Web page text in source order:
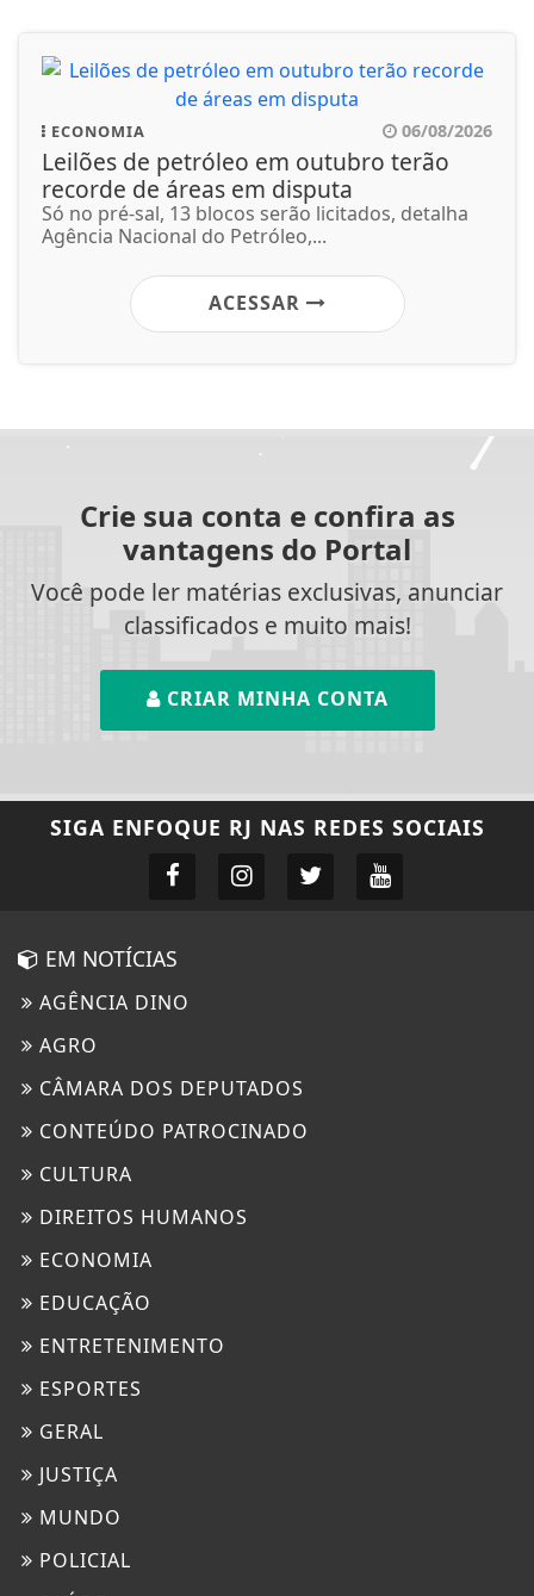
ECONOMIA 06/08/2026
Leilões de petróleo em outubro terão
recorde de áreas em disputa
Só no pré-sal, 13 blocos serão licitados, detalha
Agência Nacional do Petróleo,...
ACESSAR
Crie sua conta e confira as
vantagens do Portal
Você pode ler matérias exclusivas, anunciar
classificados e muito mais!
CRIAR MINHA CONTA
SIGA ENFOQUE RJ NAS REDES SOCIAIS
EM NOTÍCIAS
AGÊNCIA DINO
AGRO
CÂMARA DOS DEPUTADOS
CONTEÚDO PATROCINADO
CULTURA
DIREITOS HUMANOS
ECONOMIA
EDUCAÇÃO
ENTRETENIMENTO
ESPORTES
GERAL
JUSTIÇA
MUNDO
POLICIAL